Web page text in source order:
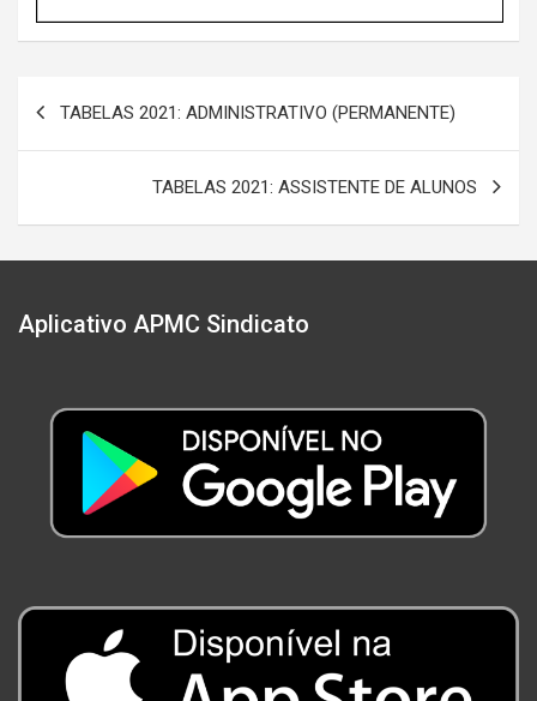
TABELAS 2021: ADMINISTRATIVO (PERMANENTE)
TABELAS 2021: ASSISTENTE DE ALUNOS
Aplicativo APMC Sindicato